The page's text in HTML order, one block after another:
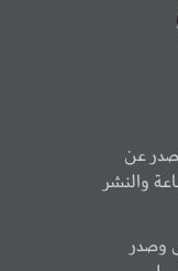
عن
والنشر
وصدر